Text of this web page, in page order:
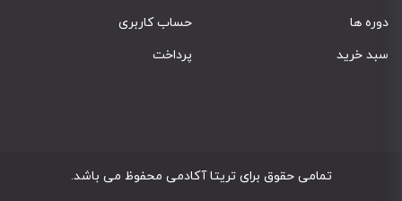
دوره ها
حساب کاربری
سبد خرید
پرداخت
تمامی حقوق برای تریتا آکادمی محفوظ می باشد.